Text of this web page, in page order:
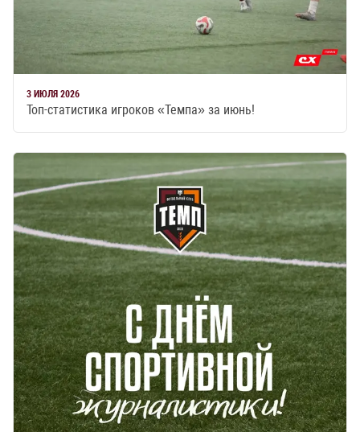
3 ИЮЛЯ 2026
Топ-статистика игроков «Темпа» за июнь!